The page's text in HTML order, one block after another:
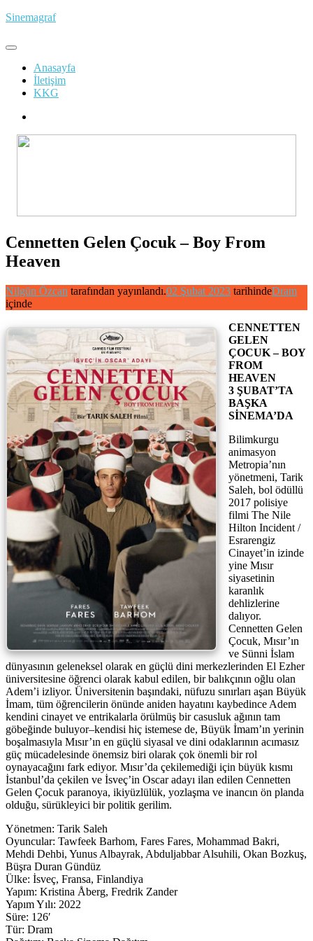
İçeriğe
Sinemagraf
Anasayfa
İletişim
KKG
Cennetten Gelen Çocuk – Boy From
Heaven
Nilgün Özcan tarafından yayınlandı.02 Şubat 2023 tarihindeDram
içinde
CENNETTEN
GELEN
ÇOCUK – BOY
FROM
HEAVEN
3 ŞUBAT’TA
BAŞKA
SİNEMA’DA
Bilimkurgu
animasyon
Metropia’nın
yönetmeni, Tarik
Saleh, bol ödüllü
2017 polisiye
filmi The Nile
Hilton Incident /
Esrarengiz
Cinayet’in izinde
yine Mısır
siyasetinin
karanlık
dehlizlerine
dalıyor.
Cennetten Gelen
Çocuk, Mısır’ın
ve Sünni İslam
dünyasının geleneksel olarak en güçlü dini merkezlerinden El Ezher
üniversitesine öğrenci olarak kabul edilen, bir balıkçının oğlu olan
Adem’i izliyor. Üniversitenin başındaki, nüfuzu sınırları aşan Büyük
İmam, tüm öğrencilerin önünde aniden hayatını kaybedince Adem
kendini cinayet ve entrikalarla örülmüş bir casusluk ağının tam
göbeğinde buluyor–kendisi hiç istemese de, Büyük İmam’ın yerinin
boşalmasıyla Mısır’ın en güçlü siyasal ve dini odaklarının acımasız
güç mücadelesinde önemsiz biri olarak çok önemli bir rol
oynayacağını fark ediyor. Mısır’da çekilemediği için büyük kısmı
İstanbul’da çekilen ve İsveç’in Oscar adayı ilan edilen Cennetten
Gelen Çocuk paranoya, ikiyüzlülük, yozlaşma ve inancın ön planda
olduğu, sürükleyici bir politik gerilim.
Yönetmen: Tarik Saleh
Oyuncular: Tawfeek Barhom, Fares Fares, Mohammad Bakri,
Mehdi Dehbi, Yunus Albayrak, Abduljabbar Alsuhili, Okan Bozkuş,
Büşra Duran Gündüz
Ülke: İsveç, Fransa, Finlandiya
Yapım: Kristina Åberg, Fredrik Zander
Yapım Yılı: 2022
Süre: 126′
Tür: Dram